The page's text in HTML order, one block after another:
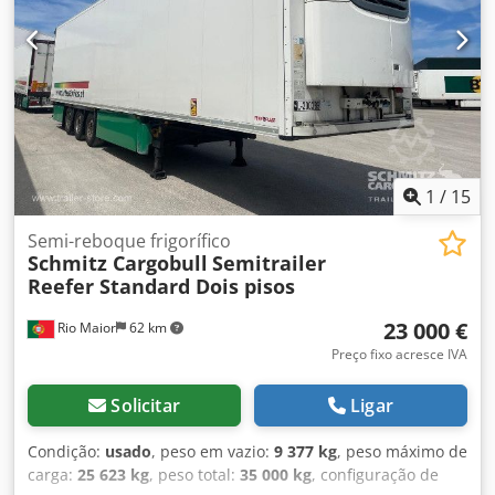
L x A): 13.410 mm x 2.490 mm x 2.700 mm, Dimensão do
pneu: 385/55 R22.5, Volume do espaço de carga: 90 m³, 1º
eixo: , 2º eixo: , 3º eixo: , Suspensão pneumática, Proteção
anti-encasto, Eixo elevatório, Porta paletes, Sistema de
travagem eletrónico EBS, Suporte para extintor, Registador
de temperatura, Odómetro, Ficha de ligação 1x15 e 2x7
pinos, Proteção anti-salpicos, Jantes de liga leve, Sistema
de telemática. Cedpfx Apozp Tbkererf
1 / 15
Rio Maior 62 km
Semi-reboque frigorífico
Schmitz Cargobull Semitrailer
Reefer Standard Dois pisos
23 000 €
Preço fixo acresce IVA
Solicitar Ligar
Condição: usado, peso em vazio: 9 377 kg, peso máximo de
carga: 25 623 kg, peso total: 35 000 kg, configuração de